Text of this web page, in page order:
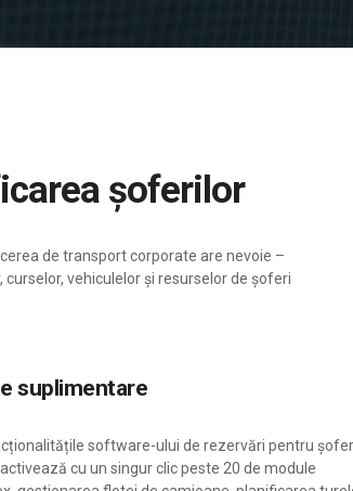
șoferilor
de transport corporate are nevoie –
vehiculelor și resurselor de șoferi
suplimentare
software-ului de rezervări pentru
cu un singur clic peste 20 de module